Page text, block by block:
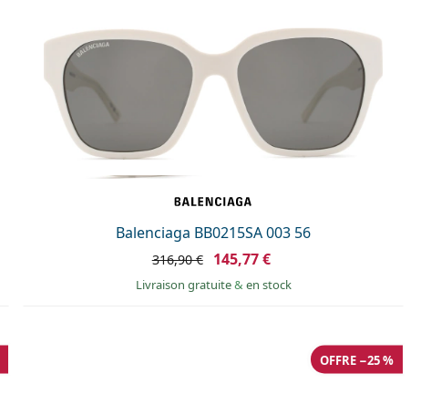
Balenciaga BB0215SA 003 56
316,90 € 145,77 €
Livraison gratuite& en stock
OFFRE −25 %